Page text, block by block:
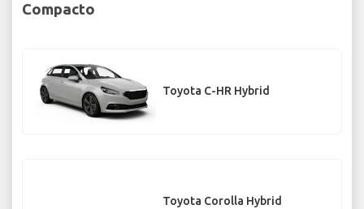
Compacto
Toyota C-HR Hybrid
Toyota Corolla Hybrid